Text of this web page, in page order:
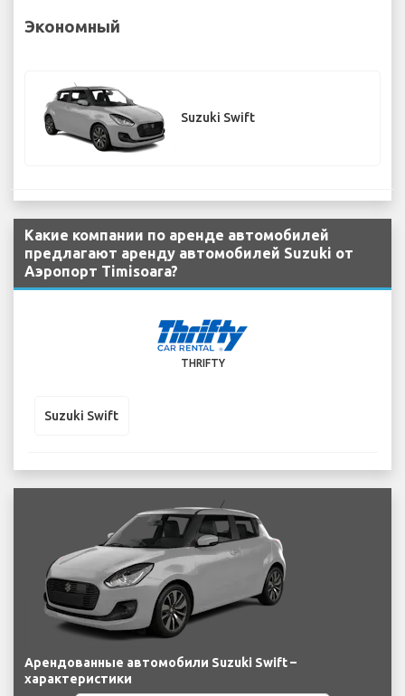
Экономный
Suzuki Swift
Какие компании по аренде автомобилей
предлагают аренду автомобилей Suzuki от
Аэропорт Timisoara?
THRIFTY
Suzuki Swift
Арендованные автомобили Suzuki Swift –
характеристики